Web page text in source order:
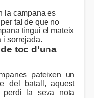
la campana es
tal de que no
tingui el mateix
i sorrejada.
toc d'una
pateixen un
del batall, aquest
perdi la seva nota